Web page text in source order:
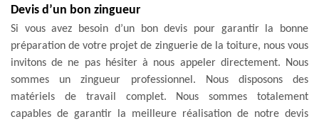
Devis d’un bon zingueur
Si vous avez besoin d’un bon devis pour garantir la bonne
préparation de votre projet de zinguerie de la toiture, nous vous
invitons de ne pas hésiter à nous appeler directement. Nous
sommes un zingueur professionnel. Nous disposons des
matériels de travail complet. Nous sommes totalement
capables de garantir la meilleure réalisation de notre devis